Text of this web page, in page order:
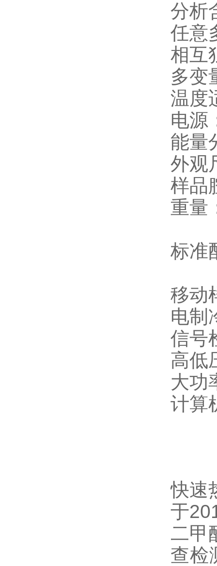
分析
任意
相互
多变
温度
电源
能量
外观
样品
重量
标准
移动
电制
信号
高低
大功
计算
快速
于
二甲
查检